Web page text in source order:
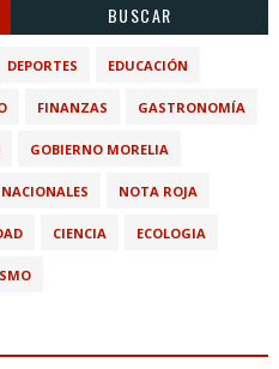
BUSCAR
DEPORTES EDUCACIÓN
FINANZAS GASTRONOMÍA
GOBIERNO MORELIA
NACIONALES NOTA ROJA
CIENCIA ECOLOGIA